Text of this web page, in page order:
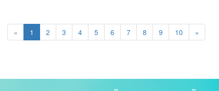
« 1 2 3 4 5 6 7 8 9 10 »